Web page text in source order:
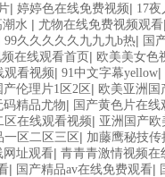
| 婷婷色在线免费视频| 17
水 | 尤物在线免费视频观看
99久久久久久九九九b热| 国
在线观看首页 | 欧美美女色
观看视频| 91中文字幕yellow|
伦理片1区2区 | 欧美亚洲国
码精品尤物| 国产黄色片在线
区在线观看视频| 亚洲国产
一区二区三区 | 加藤鹰秘技
网址观看| 青青青激情视频在
| 国产精品av在线免费观看|